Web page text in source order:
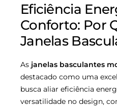
Eficiência
Conforto: Por
Janelas
As janelas basculantes
destacado como uma
busca aliar eficiência
versatilidade no design,